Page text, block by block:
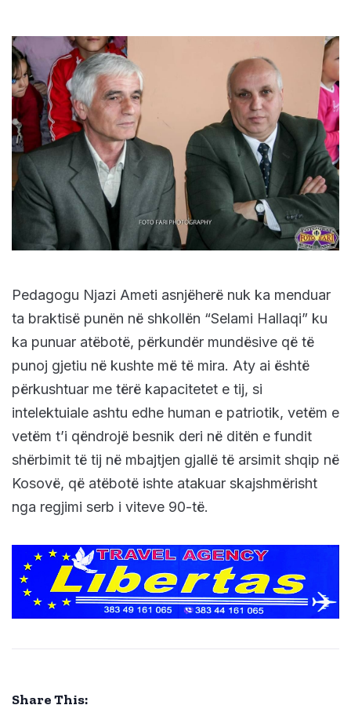
Pedagogu Njazi Ameti asnjëherë nuk ka menduar
ta braktisë punën në shkollën “Selami Hallaqi” ku
ka punuar atëbotë, përkundër mundësive që të
punoj gjetiu në kushte më të mira. Aty ai është
përkushtuar me tërë kapacitetet e tij, si
intelektuiale ashtu edhe human e patriotik, vetëm e
vetëm t’i qëndrojë besnik deri në ditën e fundit
shërbimit të tij në mbajtjen gjallë të arsimit shqip në
Kosovë, që atëbotë ishte atakuar skajshmërisht
nga regjimi serb i viteve 90-të.
Share This: